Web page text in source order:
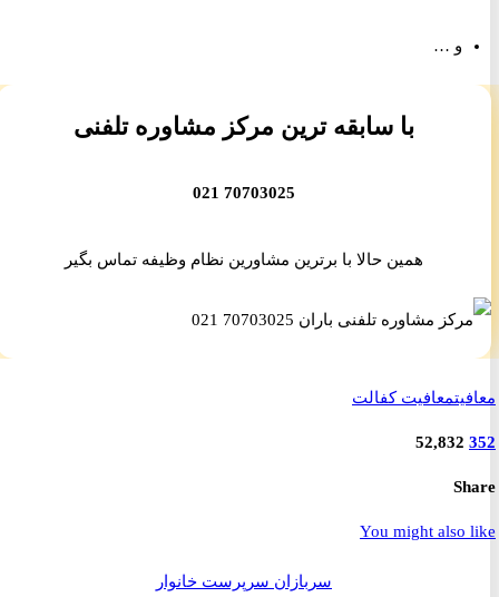
و …
با سابقه ترین مرکز مشاوره تلفنی
70703025 021
همین حالا با برترین مشاورین نظام وظیفه تماس بگیر
معافیت کفالت
52,832
You might
سربازان سرپرست خانوار